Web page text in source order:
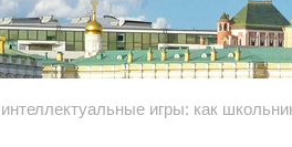
игры: как